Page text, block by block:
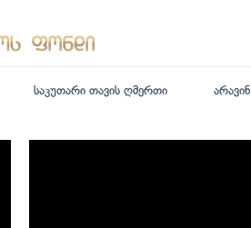
საკუთარი თავის ღმერთი არავინ